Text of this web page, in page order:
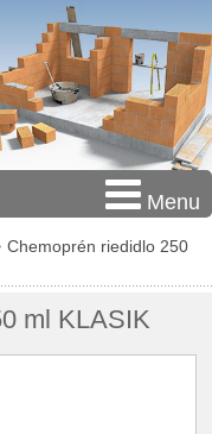
Menu
Chemoprén riedidlo 250
ml KLASIK